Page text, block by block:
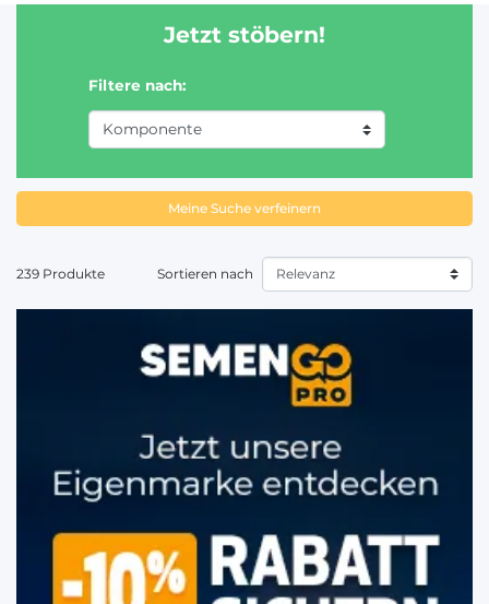
und die Gesundheit von Verbrauchern. Es ermöglicht
Landwirten, gesunde und hochwertige Lebensmittel
Landwirtschaft bei.
Jetzt stöbern!
Filtere nach:
Meine Suche verfeinern
239 Produkte Sortieren nach